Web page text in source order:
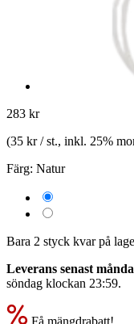
283 kr
(35 kr / st., inkl. 25%
Färg: Natur
Bara 2 styck kvar på
Leverans senast
söndag klockan 23:59.
Få mängdrabatt!